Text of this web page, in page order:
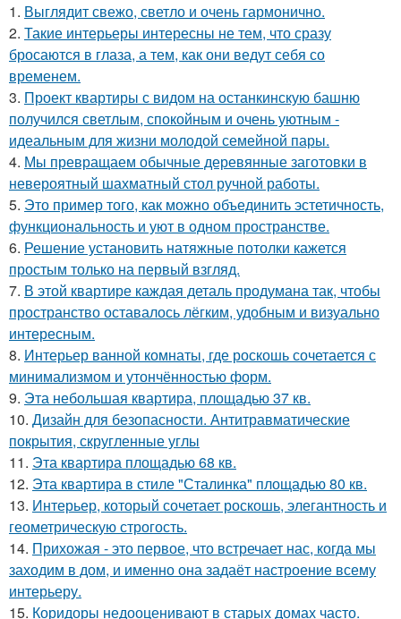
1. Выглядит свежо, светло и очень гармонично.
2. Такие интерьеры интересны не тем, что сразу
бросаются в глаза, а тем, как они ведут себя со
временем.
3. Проект квартиры с видом на останкинскую башню
получился светлым, спокойным и очень уютным -
идеальным для жизни молодой семейной пары.
4. Мы превращаем обычные деревянные заготовки в
невероятный шахматный стол ручной работы.
5. Это пример того, как можно объединить эстетичность,
функциональность и уют в одном пространстве.
6. Решение установить натяжные потолки кажется
простым только на первый взгляд.
7. В этой квартире каждая деталь продумана так, чтобы
пространство оставалось лёгким, удобным и визуально
интересным.
8. Интерьер ванной комнаты, где роскошь сочетается с
минимализмом и утончённостью форм.
9. Эта небольшая квартира, площадью 37 кв.
10. Дизайн для безопасности. Антитравматические
покрытия, скругленные углы
11. Эта квартира площадью 68 кв.
12. Эта квартира в стиле "Сталинка" площадью 80 кв.
13. Интерьер, который сочетает роскошь, элегантность и
геометрическую строгость.
14. Прихожая - это первое, что встречает нас, когда мы
заходим в дом, и именно она задаёт настроение всему
интерьеру.
15. Коридоры недооценивают в старых домах часто.